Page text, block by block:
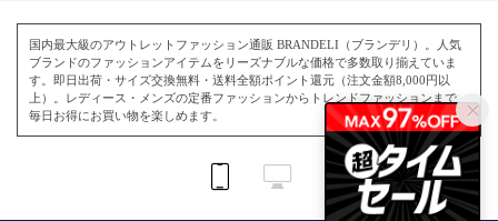
国内最大級のアウトレットファッション通販 BRANDELI（ブランデリ）。人気
ブランドのファッションアイテムをリーズナブルな価格で多数取り揃えていま
す。即日出荷・サイズ交換無料・送料全額ポイント還元（注文金額8,000円以
上）。レディース・メンズの定番ファッションからトレンドファッションまで、
毎日お得にお買い物を楽しめます。